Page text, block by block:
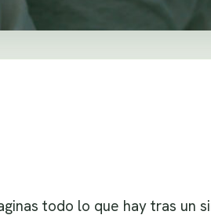
todo lo que hay tras un